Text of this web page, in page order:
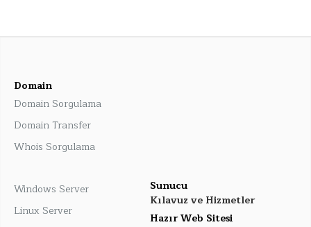
Domain
Domain Sorgulama
Domain Transfer
Whois Sorgulama
Sunucu
Windows Server
Linux Server
Kılavuz ve Hizmetler
Hazır Web Sitesi